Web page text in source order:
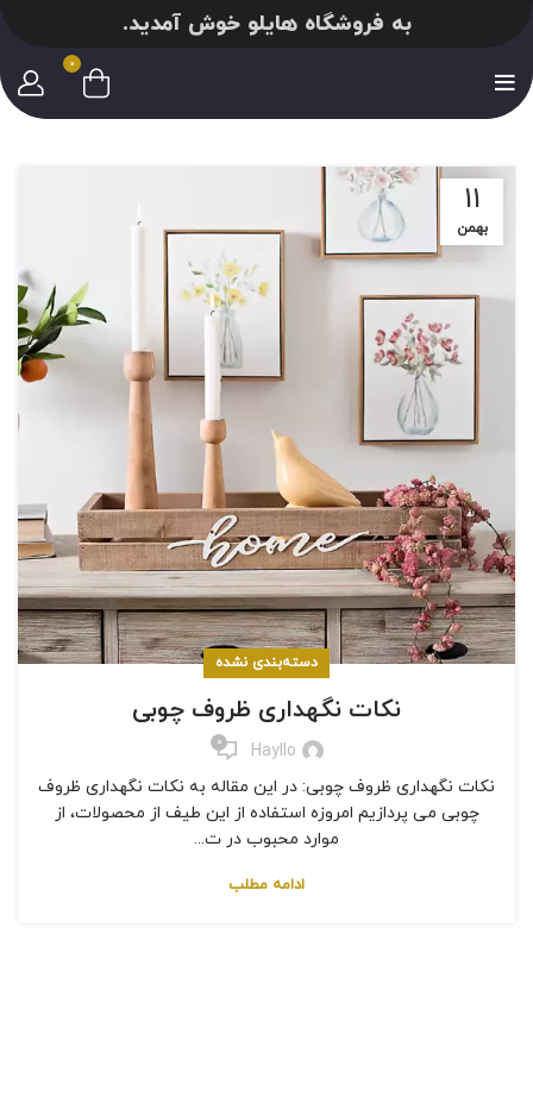
به فروشگاه هایلو خوش آمدید.
0
11
بهمن
دسته‌بندی نشده
نکات نگهداری ظروف چوبی
Hayllo
0
نکات نگهداری ظروف چوبی: در این مقاله به نکات نگهداری ظروف
چوبی می پردازیم امروزه استفاده از این طیف از محصولات، از
موارد محبوب در ت...
ادامه مطلب